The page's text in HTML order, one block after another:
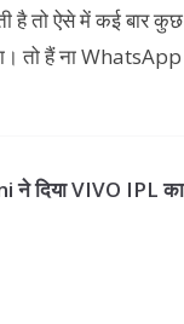
है तो ऐसे में कई बार
तो हैं ना
ने दिया VIVO IPL का